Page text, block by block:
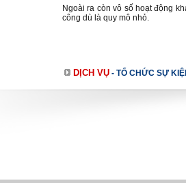
Ngoài ra còn vô số hoạt động
công dù là quy mô nhỏ.
DỊCH VỤ - TỔ CHỨC SỰ